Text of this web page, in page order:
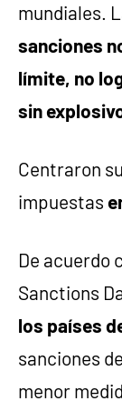
mundiales.
sanciones
límite, no
sin
Centraron
impuestas
De acuerdo
Sanctions
los países
sanciones
menor